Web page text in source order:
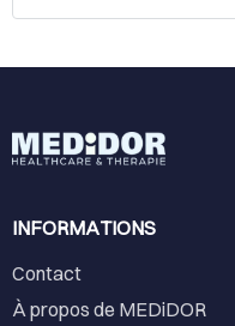
INFORMATIONS
Contact
À propos de MEDiDOR